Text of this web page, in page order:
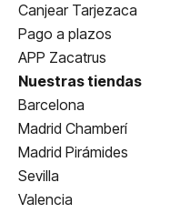
Canjear Tarjezaca
Pago a plazos
APP Zacatrus
Nuestras tiendas
Barcelona
Madrid Chamberí
Madrid Pirámides
Sevilla
Valencia